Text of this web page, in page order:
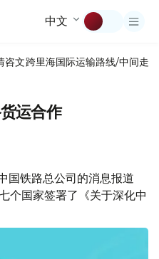
中文
咨文跨里海国际运输路线/中间走廊
运合作
国铁路总公司的消息报道
个国家签署了《关于深化中